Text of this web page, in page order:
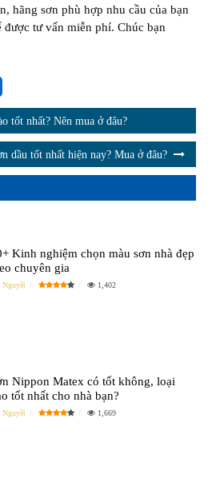
hãng sơn phù hợp nhu cầu của bạn
tư vấn miễn phí. Chúc bạn
tốt nhất? Nên mua ở đâu?
dầu tốt nhất hiện nay? Mua ở đâu?
Kinh nghiệm chọn màu sơn nhà đẹp
chuyên gia
Nguyệt 1,402
Nippon Matex có tốt không, loại
tốt nhất cho nhà bạn?
Nguyệt 1,669